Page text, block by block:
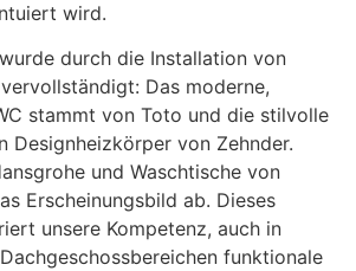
wird.
durch die Installation von
Das moderne,
stammt von Toto und die stilvolle
Designheizkörper von Zehnder.
und Waschtische von
Erscheinungsbild ab. Dieses
unsere Kompetenz, auch in
funktionale